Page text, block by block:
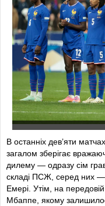
20’ Рабьо запустив
22
правого флангу
Оярсабаля,
25’ Франція тримає
25
правого флангу
ближній кут.
28’ Не пустили Дуе
30 ДУЕ!Сімон
Дуе з лівого
В останніх дев’яти
загалом зберігає
дилему — одразу сім
складі ПСЖ, серед них
Емері. Утім, на
Мбаппе, якому